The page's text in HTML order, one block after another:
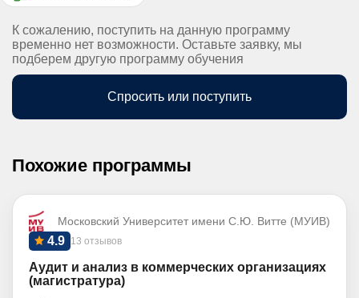
К сожалению, поступить на данную программу
временно нет возможности. Оставьте заявку, мы
подберем другую программу обучения
Спросить или поступить
Похожие программы
Московский Университет имени С.Ю. Витте (МУИВ)
13 отзывов
4.9
Аудит и анализ в коммерческих организациях
(магистратура)